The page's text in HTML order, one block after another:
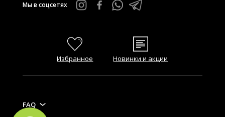
Мы в соцсетях
Избранное Новинки и акции
FAQ